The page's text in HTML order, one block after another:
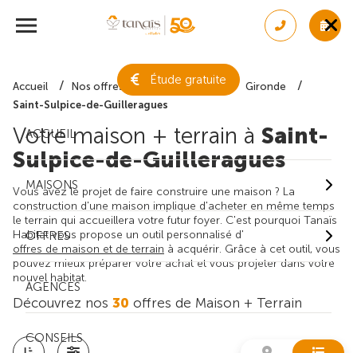
Étude gratuite
ACCUEIL
MAISONS
OFFRES
AGENCES
CONSEILS
Accueil Nos offres de maison + terrain
Gironde
Saint-Sulpice-de-Guilleragues
Votre maison + terrain à Saint-
Sulpice-de-Guilleragues
Vous avez le projet de faire construire une maison ? La
construction d'une maison implique d'acheter en même temps
le terrain qui accueillera votre futur foyer. C'est pourquoi Tanaïs
Habitat vous propose un outil personnalisé d'
offres de maison et de terrain à acquérir. Grâce à cet outil, vous
pouvez mieux préparer votre achat et vous projeter dans votre
nouvel habitat.
Découvrez nos 30 offres de Maison + Terrain